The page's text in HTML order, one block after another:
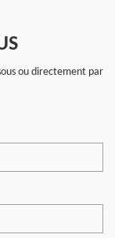
ou directement par